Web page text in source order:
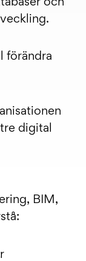
förändra
digital
BIM,